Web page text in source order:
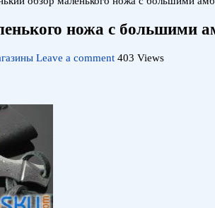
ножа с большими
Leave a comment 403 Views